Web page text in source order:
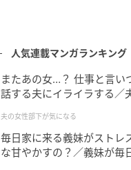
人気連載マンガランキング
またあの女…？ 仕事と言い
話する夫にイライラする／
夫の女性部下が気になる
毎日家に来る義妹がストレ
な甘やかすの？／義妹が毎